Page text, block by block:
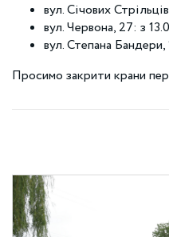
вул. Січових
вул. Червона, 27: з
вул. Степана
Просимо закрити крани